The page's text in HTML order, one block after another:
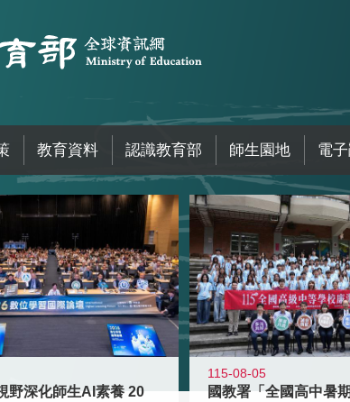
教育資料 認識教育部 師生園地 電
野深化師生AI素養 20
115-08-05